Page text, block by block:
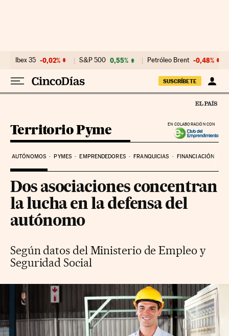
Ibex 35 -0,02% S&P 500 0,55% Petróleo Brent -0,48%
SUSCRÍBETE
EN COLABORACIÓN CON
Territorio Pyme
AUTÓNOMOS PYMES EMPRENDEDORES FRANQUICIAS FINANCIACIÓN
Dos asociaciones concentran
la lucha en la defensa del
autónomo
Según datos del Ministerio de Empleo y
Seguridad Social